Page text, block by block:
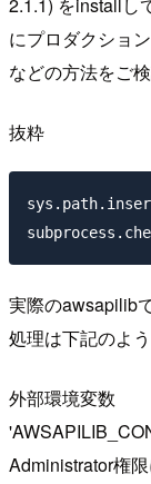
にプロダクショ
などの方法をご
抜粋
実際のawsapilib
処理は下記のよう
外部環境変数
Administrator権